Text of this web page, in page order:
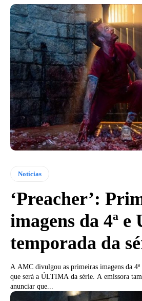
Notícias
‘Preacher’:
imagens da 4ª
temporada da
A AMC divulgou as primeiras imagens da 4ª
que será a ÚLTIMA da série. A emissora
anunciar que...